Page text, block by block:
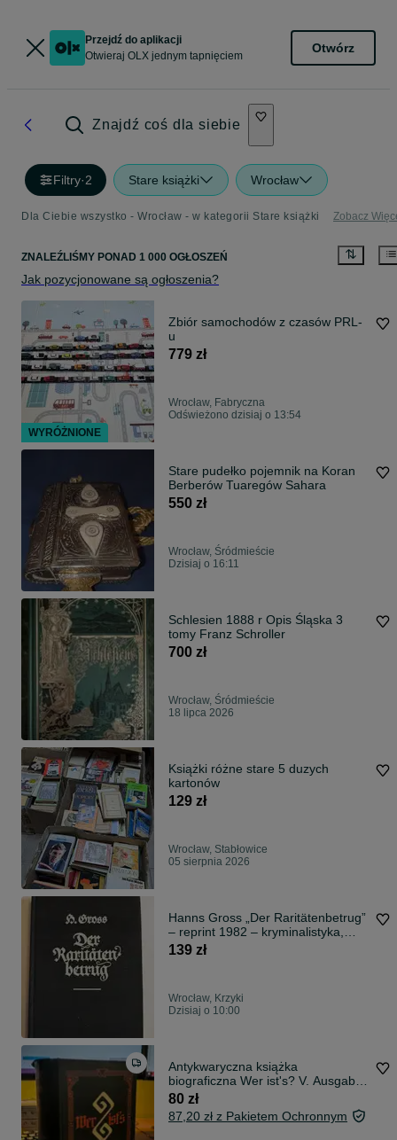
Przejdź do aplikacji
Otwieraj OLX jednym tapnięciem
Otwórz
Znajdź coś dla siebie
Filtry·2 Stare książki Wrocław
Dla Ciebie wszystko - Wrocław - w kategorii Stare książki Zobacz
ZNALEŹLIŚMY PONAD 1 000 OGŁOSZEŃ
Jak pozycjonowane są ogłoszenia?
Zbiór samochodów z czasów PRL-
u
779 zł
Wrocław, Fabryczna
Odświeżono dzisiaj o 13:54
Stare pudełko pojemnik na Koran
Berberów Tuaregów Sahara
550 zł
Wrocław, Śródmieście
Dzisiaj o 16:11
Schlesien 1888 r Opis Śląska 3
tomy Franz Schroller
700 zł
Wrocław, Śródmieście
18 lipca 2026
Książki różne stare 5 duzych
kartonów
129 zł
Wrocław, Stabłowice
05 sierpnia 2026
Hanns Gross „Der Raritätenbetrug”
– reprint 1982 – kryminalistyka,
antyki
139 zł
Wrocław, Krzyki
Dzisiaj o 10:00
Antykwaryczna książka
biograficzna Wer ist's? V. Ausgabe
1911
80 zł
87,20 zł z Pakietem Ochronnym
WYRÓŻNIONE